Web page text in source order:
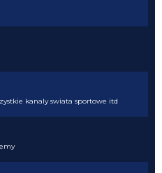
kanaly swiata sportowe itd